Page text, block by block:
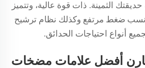
الثمينة. ذات قوة عالية، وتتميز
نسب ضغط مرتفع وكذلك نظام ترشيح
أنواع احتياجات الحدائق.
أفضل علامات مضخات